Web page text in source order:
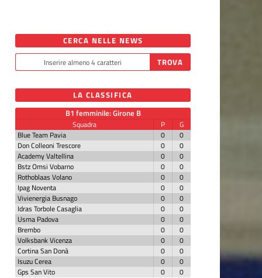
CERCA NELLE NEWS
LA CLASSIFICA
B1 femminile: Girone B
Squadra P
G
Blue Team Pavia
0
0
Don Colleoni Trescore
0
0
Academy Valtellina
0
0
Bstz Omsi Vobarno
0
0
Rothoblaas Volano
0
0
Ipag Noventa
0
0
Vivienergia Busnago
0
0
Idras Torbole Casaglia
0
0
Usma Padova
0
0
Brembo
0
0
Volksbank Vicenza
0
0
Cortina San Donà
0
0
Isuzu Cerea
0
0
Gps San Vito
0 0